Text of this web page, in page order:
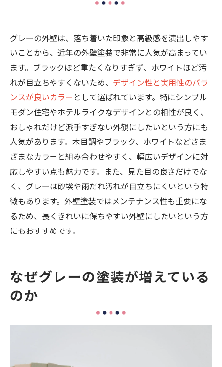
グレー×木目
グレー×ブラック
ライトグレー×ブラック
まとめ
グレーの外壁は、落ち着いた印象と高級感を演出しやす
いことから、近年の外壁塗装で非常に人気が高まってい
ます。ブラックほど重たくなりすぎず、ホワイトほど汚
れが目立ちやすくないため、 デザイン性と実用性のバラ
ンスが良いカラー として選ばれています。特にシンプル
モダン住宅やホテルライクなデザインとの相性が良く、
おしゃれだけど派手すぎない外観にしたいという方にも
人気があります。木目調やブラック、ホワイトなどさま
ざまなカラーと組み合わせやすく、幅広いデザインに対
応しやすい点も魅力です。また、見た目の良さだけでな
く、グレーは砂埃や雨だれ汚れが目立ちにくいという特
徴もあります。外壁塗装ではメンテナンス性も重要にな
るため、長くきれいに保ちやすい外壁にしたいという方
にもおすすめです。
なぜグレーの塗装が増えている
のか